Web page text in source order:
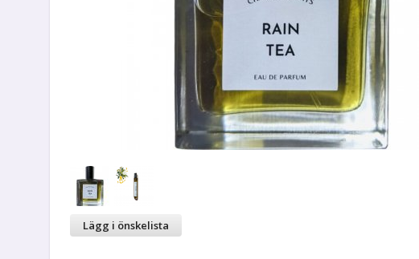
Lägg i önskelista